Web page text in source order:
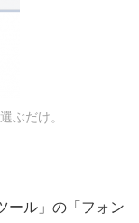
ぶだけ。
ール」の「フォン